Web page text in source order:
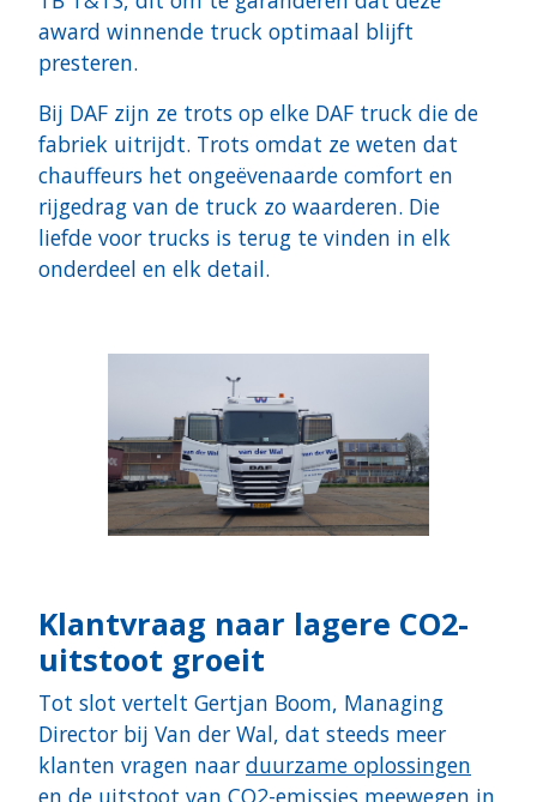
award winnende truck optimaal blijft
presteren.
Bij DAF zijn ze trots op elke DAF truck die de
fabriek uitrijdt. Trots omdat ze weten dat
chauffeurs het ongeëvenaarde comfort en
rijgedrag van de truck zo waarderen. Die
liefde voor trucks is terug te vinden in elk
onderdeel en elk detail.
Klantvraag naar lagere CO2-
uitstoot groeit
Tot slot vertelt Gertjan Boom, Managing
Director bij Van der Wal, dat steeds meer
klanten vragen naar duurzame oplossingen
en de uitstoot van CO2-emissies meewegen in